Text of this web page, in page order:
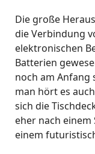
Die große
die Verbindung
elektronischen
Batterien
noch am Anfang
man hört es
sich die
eher nach
einem